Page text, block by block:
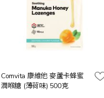
Comvita 康維他 麥蘆卡蜂蜜
潤喉糖 (薄荷味) 500克